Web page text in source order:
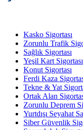
Kasko Sigortası
Zorunlu Trafik
Sağlık Sigortası
Yeşil Kart Sigortası
Konut Sigortası
Ferdi Kaza
Tekne & Yat
Ortak Alan
Zorunlu Deprem
Yurtdışı Seyahat
Siber Güvenlik